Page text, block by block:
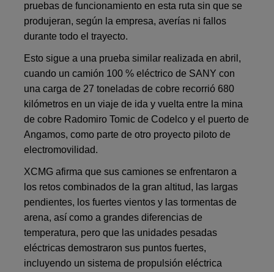
pruebas de funcionamiento en esta ruta sin que se
produjeran, según la empresa, averías ni fallos
durante todo el trayecto.
Esto sigue a una prueba similar realizada en abril,
cuando un camión 100 % eléctrico de SANY con
una carga de 27 toneladas de cobre recorrió 680
kilómetros en un viaje de ida y vuelta entre la mina
de cobre Radomiro Tomic de Codelco y el puerto de
Angamos, como parte de otro proyecto piloto de
electromovilidad.
XCMG afirma que sus camiones se enfrentaron a
los retos combinados de la gran altitud, las largas
pendientes, los fuertes vientos y las tormentas de
arena, así como a grandes diferencias de
temperatura, pero que las unidades pesadas
eléctricas demostraron sus puntos fuertes,
incluyendo un sistema de propulsión eléctrica